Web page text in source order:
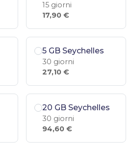
15 giorni
17,90 €
5 GB Seychelles
30 giorni
27,10 €
20 GB Seychelles
30 giorni
94,60 €